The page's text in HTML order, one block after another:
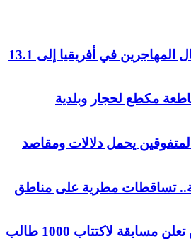
تقرير: ارتفاع عدد العمال المهاجرين في أفريقيا إلى 13.1
مكطع لحجار وبلدية
يحمل دلالات ومقاصد
تساقطات مطرية على مناطق
الأركان العامة للجيوش تعلن مسابقة لاكتتاب 1000 طالب